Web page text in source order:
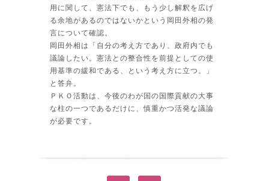
用に関して、憲法下でも、もう少し解釈を広げ
る余地があるのではないかという岡田外相の発
言について確認。
岡田外相は「自分の考え方であり、政府内でも
議論したい。憲法との整合性を前提としての使
用基準の緩和である、という考え方に立つ。」
と答弁。
ＰＫＯ活動は、今後のわが国の国際貢献の大事
な柱の一つであるだけに、慎重かつ活発な議論
が必要です。